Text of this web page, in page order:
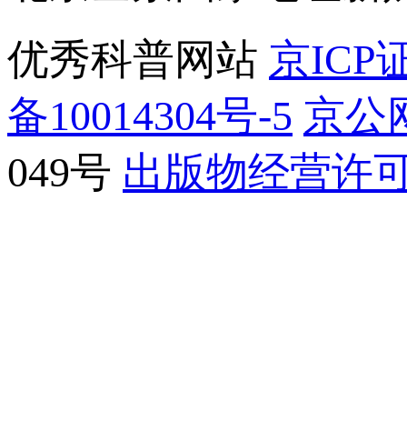
优秀科普网站 京ICP
备10014304号-5 京公
049号 出版物经营许